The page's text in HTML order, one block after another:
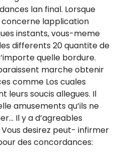
lan final. Lorsque
lapplication
instants, vous-meme
differents 20 quantite de
quelle bordure.
marche obtenir
comme Los cuales
leurs soucis allegues. Il
amusements qu’ils ne
Il y a d’agreables
desirez peut- infirmer
des concordances: